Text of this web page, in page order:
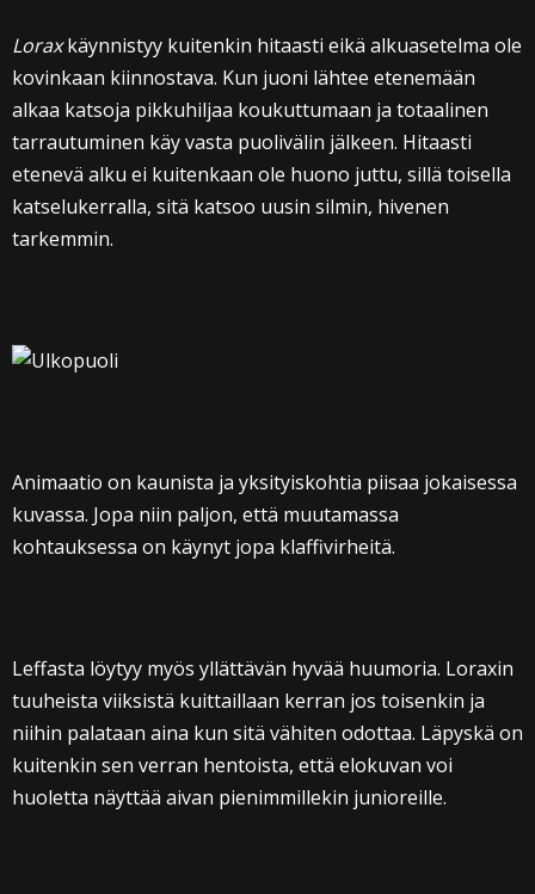
Loraxkäynnistyy kuitenkin hitaasti eikä alkuasetelma ole
kovinkaan kiinnostava. Kun juoni lähtee etenemään
alkaa katsoja pikkuhiljaa koukuttumaan ja totaalinen
tarrautuminen käy vasta puolivälin jälkeen. Hitaasti
etenevä alku ei kuitenkaan ole huono juttu, sillä toisella
katselukerralla, sitä katsoo uusin silmin, hivenen
tarkemmin.
Animaatio on kaunista ja yksityiskohtia piisaa jokaisessa
kuvassa. Jopa niin paljon, että muutamassa
kohtauksessa on käynyt jopa klaffivirheitä.
Leffasta löytyy myös yllättävän hyvää huumoria. Loraxin
tuuheista viiksistä kuittaillaan kerran jos toisenkin ja
niihin palataan aina kun sitä vähiten odottaa. Läpyskä on
kuitenkin sen verran hentoista, että elokuvan voi
huoletta näyttää aivan pienimmillekin junioreille.